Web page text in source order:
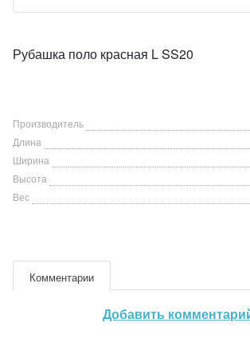
Рубашка поло красная L SS20
Производитель
Длина
Ширина
Высота
Вес
Комментарии
Добавить